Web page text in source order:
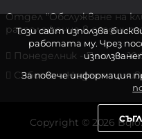
Отдел "Обслужване на
разположение в
Понеделник - Петък:
Събота и Неделя:
Copyright © 2026
Този сайт използва
работата му. Чрез
За повече